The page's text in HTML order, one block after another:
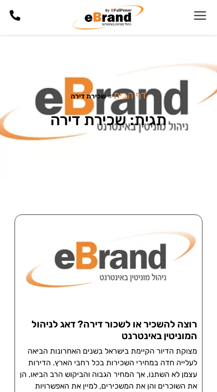
דף הבית»שכירת דירה
תגית: שכירת דירה
רוצה להשכיר או לשכור דירה? דאג לניהול
המוניטין באינטרנט
מצוקת הדיור הקיימת בישראל בשנים האחרונות הביאה
לעלייה חדה במחירי השכירות בכל רחבי הארץ. הדירות
עצמן לא השתנו, אך המחיר הגבוה והביקוש הרב הביאו, הן
את השוכרים והן את המשכירים, למיין את האפשרויות